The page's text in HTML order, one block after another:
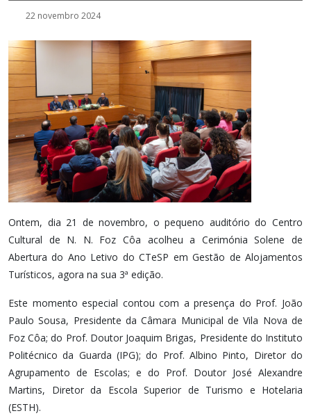
22 novembro 2024
Ontem, dia 21 de novembro, o pequeno auditório do Centro
Cultural de N. N. Foz Côa acolheu a Cerimónia Solene de
Abertura do Ano Letivo do CTeSP em Gestão de Alojamentos
Turísticos, agora na sua 3ª edição.
Este momento especial contou com a presença do Prof. João
Paulo Sousa, Presidente da Câmara Municipal de Vila Nova de
Foz Côa; do Prof. Doutor Joaquim Brigas, Presidente do Instituto
Politécnico da Guarda (IPG); do Prof. Albino Pinto, Diretor do
Agrupamento de Escolas; e do Prof. Doutor José Alexandre
Martins, Diretor da Escola Superior de Turismo e Hotelaria
(ESTH).